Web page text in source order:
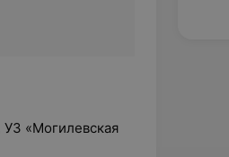
УЗ «Могилевская